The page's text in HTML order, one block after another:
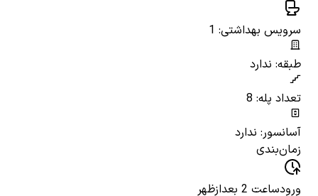
سرویس بهداشتی: 1
طبقه: ندارد
تعداد پله: 8
آسانسور: ندارد
زمان‌بندی
ورودساعت 2 بعدازظهر